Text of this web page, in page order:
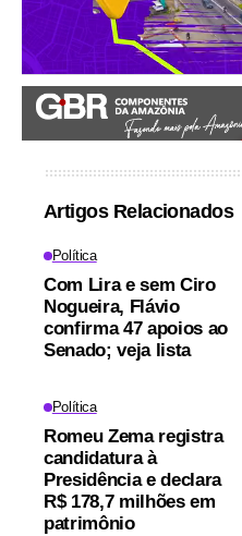
Artigos Relacionados
Política
Com Lira e sem Ciro
Nogueira, Flávio
confirma 47 apoios ao
Senado; veja lista
Política
Romeu Zema registra
candidatura à
Presidência e declara
R$ 178,7 milhões em
patrimônio